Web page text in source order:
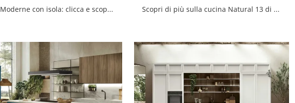
Cucine Moderne con isola: clicca e scopri una ricca gamma di soluzioni del brand Stosa, tra cui il modello Natural 10. Scopri di più sulla cucina Natural 13 di Stosa: questa soluzione in legno sarà l'acquisto ideale per te!